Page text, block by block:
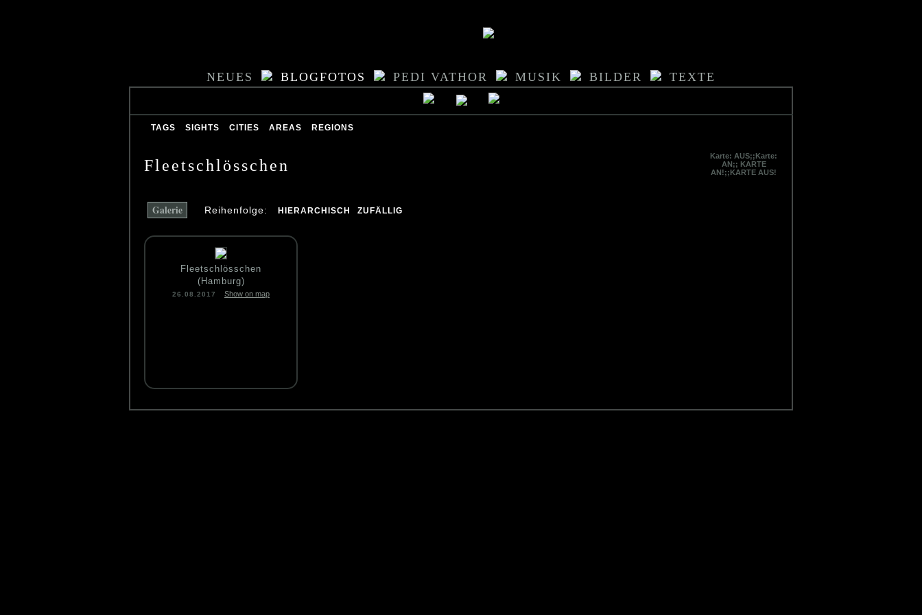
NEUES BLOGFOTOS PEDI VATHOR MUSIK BILDER TEXTE
TAGS SIGHTS CITIES AREAS REGIONS
Karte: AUS;;Karte:
AN;; KARTE
AN!;;KARTE AUS!
Fleetschlösschen
Galerie Reihenfolge: HIERARCHISCH ZUFÄLLIG
Fleetschlösschen
(Hamburg)
26.08.2017 Show on map